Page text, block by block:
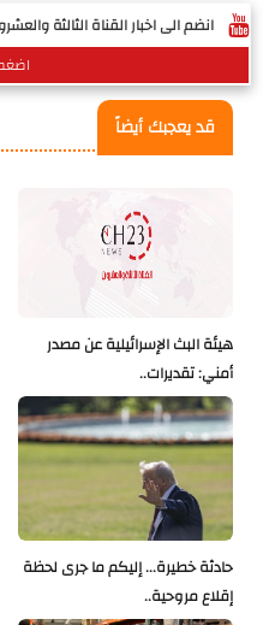
انضم الى اخبار القناة الثالثة
قد يعجبك أيضاً
هيئة البث الإسرائيلية عن مصدر
أمني: تقديرات..
حادثة خطيرة... إليكم ما جرى لحظة
إقلاع مروحية..